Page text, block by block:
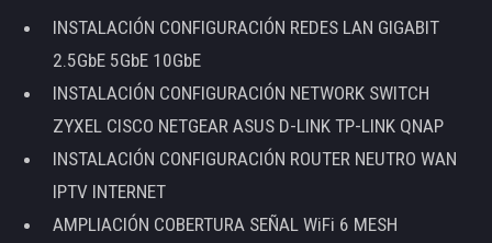
INSTALACIÓN CONFIGURACIÓN REDES LAN GIGABIT
2.5GbE 5GbE 10GbE
INSTALACIÓN CONFIGURACIÓN NETWORK SWITCH
ZYXEL CISCO NETGEAR ASUS D-LINK TP-LINK QNAP
INSTALACIÓN CONFIGURACIÓN ROUTER NEUTRO WAN
IPTV INTERNET
AMPLIACIÓN COBERTURA SEÑAL WiFi 6 MESH